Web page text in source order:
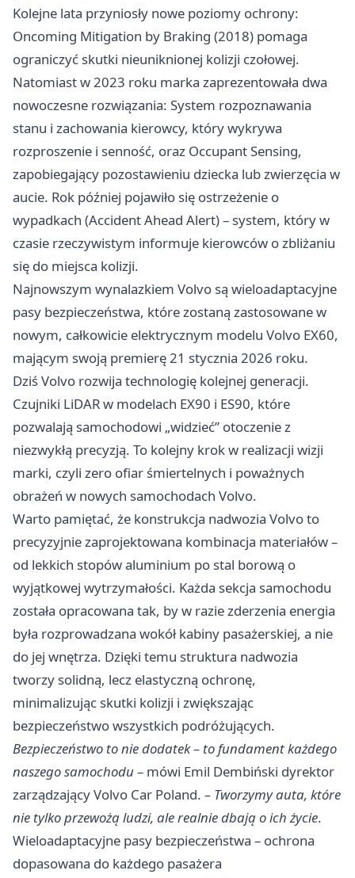
Kolejne lata przyniosły nowe poziomy ochrony:
Oncoming Mitigation by Braking (2018) pomaga
ograniczyć skutki nieuniknionej kolizji czołowej.
Natomiast w 2023 roku marka zaprezentowała dwa
nowoczesne rozwiązania: System rozpoznawania
stanu i zachowania kierowcy, który wykrywa
rozproszenie i senność, oraz Occupant Sensing,
zapobiegający pozostawieniu dziecka lub zwierzęcia w
aucie. Rok później pojawiło się ostrzeżenie o
wypadkach (Accident Ahead Alert) – system, który w
czasie rzeczywistym informuje kierowców o zbliżaniu
się do miejsca kolizji.
Najnowszym wynalazkiem Volvo są wieloadaptacyjne
pasy bezpieczeństwa, które zostaną zastosowane w
nowym, całkowicie elektrycznym modelu Volvo EX60,
mającym swoją premierę 21 stycznia 2026 roku.
Dziś Volvo rozwija technologię kolejnej generacji.
Czujniki LiDAR w modelach EX90 i ES90, które
pozwalają samochodowi „widzieć” otoczenie z
niezwykłą precyzją. To kolejny krok w realizacji wizji
marki, czyli zero ofiar śmiertelnych i poważnych
obrażeń w nowych samochodach Volvo.
Warto pamiętać, że konstrukcja nadwozia Volvo to
precyzyjnie zaprojektowana kombinacja materiałów –
od lekkich stopów aluminium po stal borową o
wyjątkowej wytrzymałości. Każda sekcja samochodu
została opracowana tak, by w razie zderzenia energia
była rozprowadzana wokół kabiny pasażerskiej, a nie
do jej wnętrza. Dzięki temu struktura nadwozia
tworzy solidną, lecz elastyczną ochronę,
minimalizując skutki kolizji i zwiększając
bezpieczeństwo wszystkich podróżujących.
Bezpieczeństwo to nie dodatek – to fundament każdego
naszego samochodu– mówi Emil Dembiński dyrektor
zarządzający Volvo Car Poland. – Tworzymy auta, które
nie tylko przewożą ludzi, ale realnie dbają o ich życie.
Wieloadaptacyjne pasy bezpieczeństwa – ochrona
dopasowana do każdego pasażera